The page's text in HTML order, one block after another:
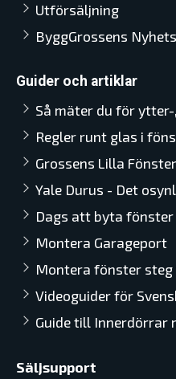
Utförsäljning
ByggGrossens
Guider och artiklar
Så mäter du för
Regler runt glas i
Grossens Lilla
Yale Durus - Det
Dags att byta
Montera Garageport
Montera fönster
Videoguider för
Guide till Innerdörrar
Säljsupport